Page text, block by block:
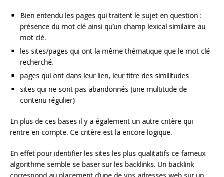
Bien entendu les pages qui traitent le sujet en question :
présence du mot clé ainsi qu’un champ lexical similaire au
mot clé.
les sites/pages qui ont la même thématique que le mot clé
recherché.
pages qui ont dans leur lien, leur titre des similitudes
sites qui ne sont pas abandonnés (une multitude de
contenu régulier)
En plus de ces bases il y a également un autre critère qui
rentre en compte. Ce critère est la encore logique.
En effet pour identifier les sites les plus qualitatifs ce fameux
algorithme semble se baser sur les backlinks. Un backlink